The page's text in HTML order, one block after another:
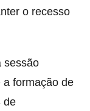
o recesso
sessão
a formação de
de